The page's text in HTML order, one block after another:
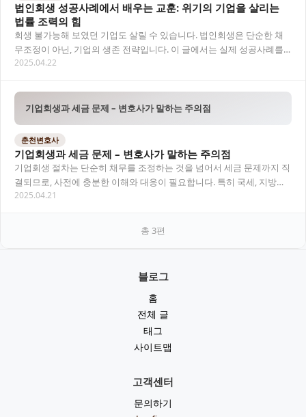
법인회생 성공사례에서 배우는 교훈: 위기의 기업을 살리는
법률 조력의 힘
회생 불가능해 보였던 기업도 살릴 수 있습니다. 법인회생은 단순한 채
무조정이 아닌, 기업의 생존 전략입니다. 이 글에서는 실제 성공사례를
통해 법률적 개입이 어떤 전환점을 만들 수…
2025.04.22
기업회생과 세금 문제 – 변호사가 말하는 주의점
춘천변호사
기업회생과 세금 문제 – 변호사가 말하는 주의점
기업회생 절차는 단순히 채무를 조정하는 것을 넘어서 세금 문제까지 직
결되므로, 사전에 충분한 이해와 대응이 필요합니다. 특히 국세, 지방세
등은 일반 채권과는 다른 방식으로 처리되…
2025.04.21
총 3편
블로그
홈
전체 글
태그
사이트맵
고객센터
문의하기